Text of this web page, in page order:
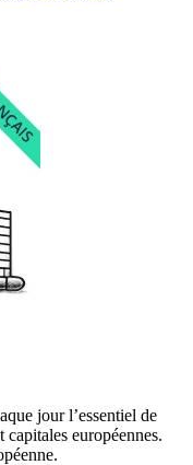
jour l’essentiel de
capitales européennes.